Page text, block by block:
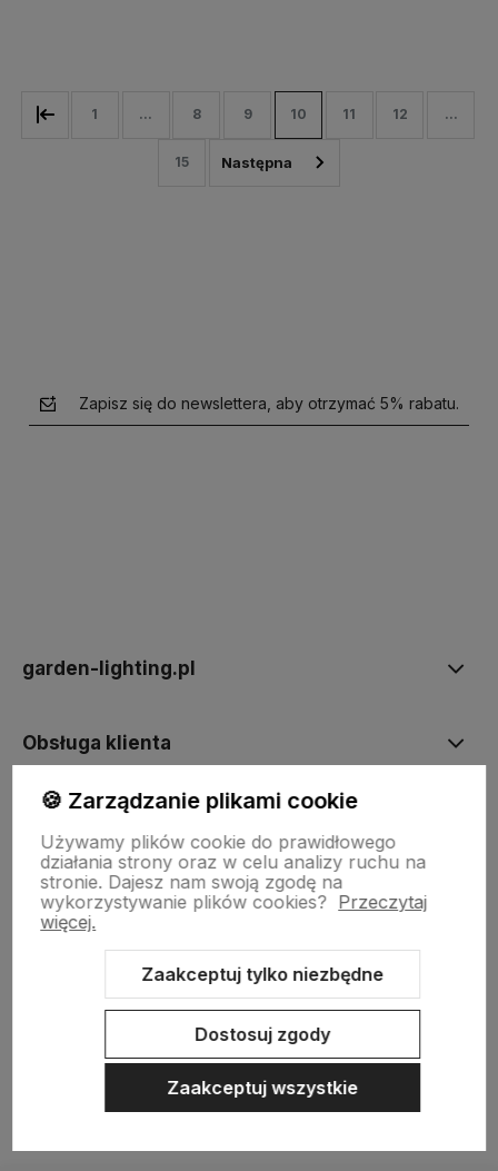
1 ... 8 9 10 11 12 ...
15
Zapisz się do newslettera, aby otrzymać 5% rabatu.
garden-lighting.pl
Obsługa klienta
Moje konto
Sklep internetowy Shoper.pl Szablon Shoper Modern 3.0™
🍪 Zarządzanie plikami cookie
Używamy plików cookie do prawidłowego
działania strony oraz w celu analizy ruchu na
stronie. Dajesz nam swoją zgodę na
wykorzystywanie plików cookies? Przeczytaj
więcej.
Zaakceptuj tylko niezbędne
Dostosuj zgody
Zaakceptuj wszystkie